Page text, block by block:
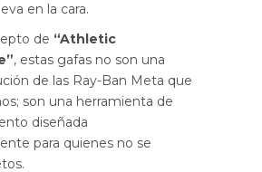
en la cara.
de “Athletic
, estas gafas no son una
de las Ray-Ban Meta que
son una herramienta de
diseñada
para quienes no se